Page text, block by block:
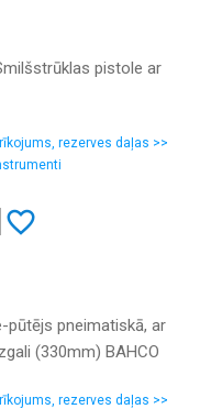
pistole ar
rezerves daļas >>
pūtējs pneimatiskā, ar
(330mm) BAHCO
rezerves daļas >>